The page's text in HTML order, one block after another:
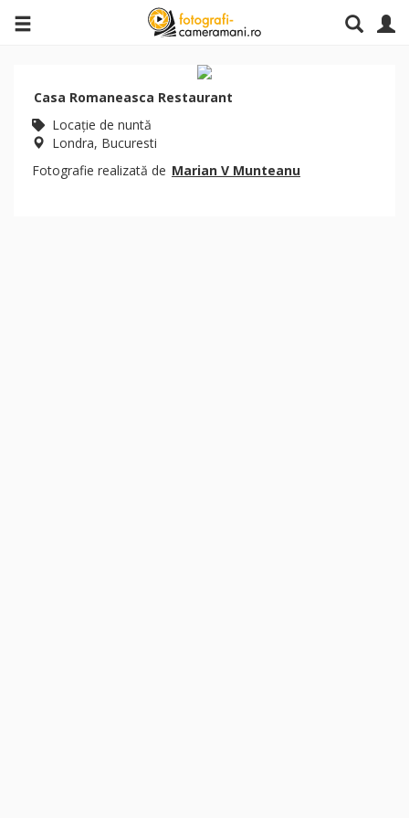
Casa Romaneasca Restaurant
Locaţie de nuntă
Londra, Bucuresti
Fotografie realizată de Marian V Munteanu